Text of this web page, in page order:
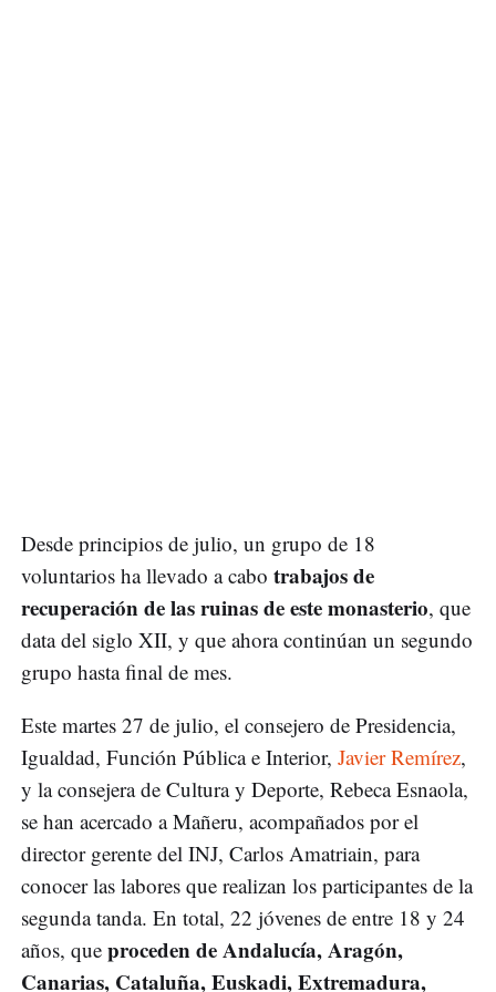
Desde principios de julio, un grupo de 18
voluntarios ha llevado a cabo trabajos de
recuperación de las ruinas de este monasterio, que
data del siglo XII, y que ahora continúan un segundo
grupo hasta final de mes.
Este martes 27 de julio, el consejero de Presidencia,
Igualdad, Función Pública e Interior, Javier Remírez,
y la consejera de Cultura y Deporte, Rebeca Esnaola,
se han acercado a Mañeru, acompañados por el
director gerente del INJ, Carlos Amatriain, para
conocer las labores que realizan los participantes de la
segunda tanda. En total, 22 jóvenes de entre 18 y 24
años, que proceden de Andalucía, Aragón,
Canarias, Cataluña, Euskadi, Extremadura,